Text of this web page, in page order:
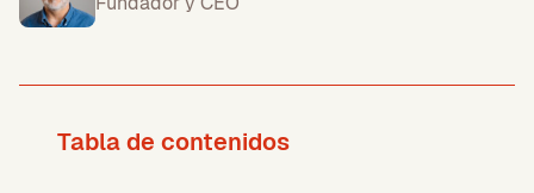
Tabla de contenidos